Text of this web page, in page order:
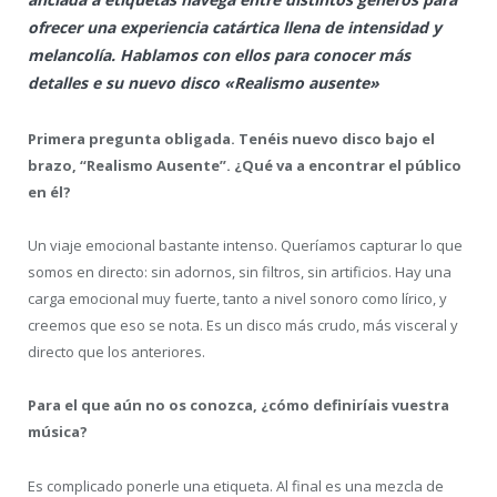
ofrecer una experiencia catártica llena de intensidad y
melancolía. Hablamos con ellos para conocer más
detalles e su nuevo disco «Realismo ausente»
Primera pregunta obligada. Tenéis nuevo disco bajo el
brazo, “Realismo Ausente”. ¿Qué va a encontrar el público
en él?
Un viaje emocional bastante intenso. Queríamos capturar lo que
somos en directo: sin adornos, sin filtros, sin artificios. Hay una
carga emocional muy fuerte, tanto a nivel sonoro como lírico, y
creemos que eso se nota. Es un disco más crudo, más visceral y
directo que los anteriores.
Para el que aún no os conozca, ¿cómo definiríais vuestra
música?
Es complicado ponerle una etiqueta. Al final es una mezcla de